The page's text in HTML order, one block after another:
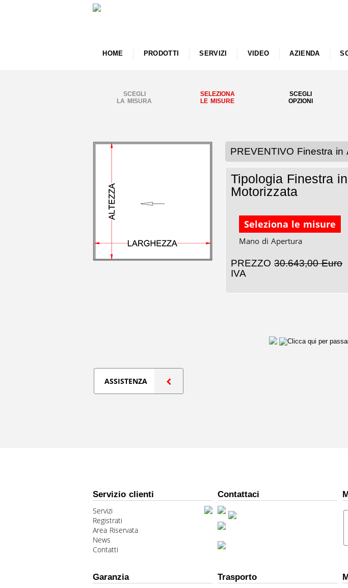
HOME PRODOTTI SERVIZI VIDEO AZIENDA
SCEGLI
LA MISURA
SELEZIONA
LE MISURE
SCEGLI
OPZIONI
PREVENTIVO Finestra
Tipologia Finestra
Motorizzata
Seleziona le misure
Mano di Apertura
PREZZO30.643,00 Euro
IVA
ASSISTENZA
Servizio clienti
Servizi
Registrati
Area Riservata
News
Contatti
Contattaci
Garanzia Trasporto